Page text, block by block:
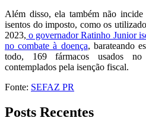
Além disso, ela também não
isentos do imposto, como os
2023, o governador Ratinho Junior
no combate à doença, barateando
todo, 169 fármacos usados
contemplados pela isenção fiscal.
Fonte: SEFAZ PR
Posts Recentes